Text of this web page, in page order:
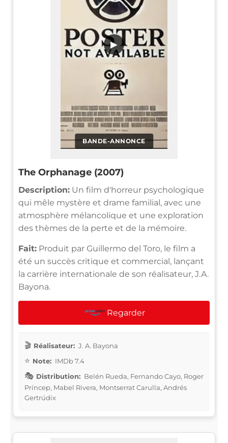
BANDE-ANNONCE
▶
The Orphanage (2007)
Description: Un film d'horreur psychologique
qui mêle mystère et drame familial, avec une
atmosphère mélancolique et une exploration
des thèmes de la perte et de la mémoire.
Fait: Produit par Guillermo del Toro, le film a
été un succès critique et commercial, lançant
la carrière internationale de son réalisateur, J.A.
Bayona.
Regarder
Réalisateur: J. A. Bayona
Note: IMDb 7.4
Distribution: Belén Rueda, Fernando Cayo, Roger
Príncep, Mabel Rivera, Montserrat Carulla, Andrés
Gertrúdix